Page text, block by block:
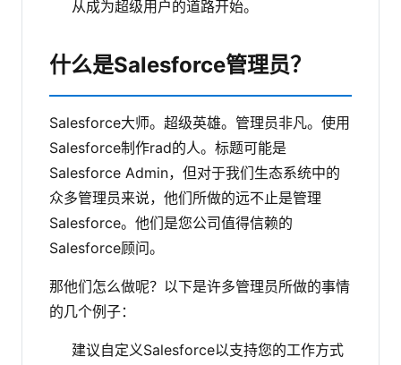
从成为超级用户的道路开始。
什么是Salesforce管理员？
Salesforce大师。超级英雄。管理员非凡。使用
Salesforce制作rad的人。标题可能是
Salesforce Admin，但对于我们生态系统中的
众多管理员来说，他们所做的远不止是管理
Salesforce。他们是您公司值得信赖的
Salesforce顾问。
那他们怎么做呢？以下是许多管理员所做的事情
的几个例子：
建议自定义Salesforce以支持您的工作方式